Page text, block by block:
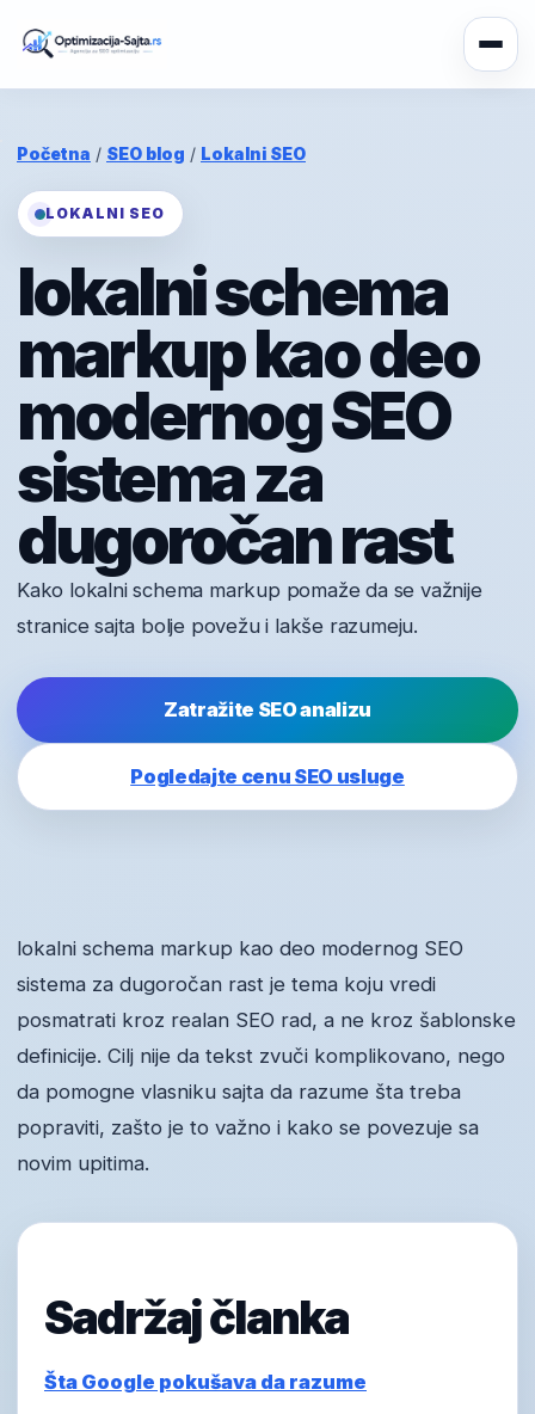
Početna / SEO blog / Lokalni SEO
LOKALNI SEO
lokalni schema
markup kao deo
modernog SEO
sistema za
dugoročan rast
Kako lokalni schema markup pomaže da se važnije
stranice sajta bolje povežu i lakše razumeju.
Zatražite SEO analizu
Pogledajte cenu SEO usluge
lokalni schema markup kao deo modernog SEO
sistema za dugoročan rast je tema koju vredi
posmatrati kroz realan SEO rad, a ne kroz šablonske
definicije. Cilj nije da tekst zvuči komplikovano, nego
da pomogne vlasniku sajta da razume šta treba
popraviti, zašto je to važno i kako se povezuje sa
novim upitima.
Sadržaj članka
Šta Google pokušava da razume